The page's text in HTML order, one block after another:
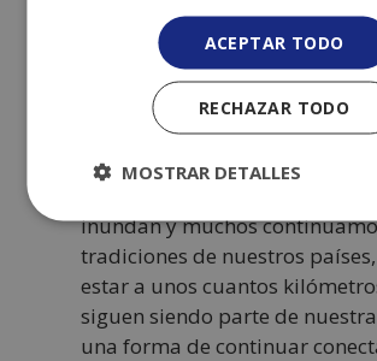
¿Necesitas una excusa para
tiempo con la familia?Pues
navideño lo es, aprovecha y
acogedor para ti y para los
frecuente esperar ansiosos la
gran emoción y entusiasmo.
agradecimientos, la ilusión y
inundan y muchos
tradiciones de nuestros
estar a unos cuantos
siguen siendo parte de
una forma de continuar
ACEPTAR TODO
RECHAZAR TODO
MOSTRAR DETALLES